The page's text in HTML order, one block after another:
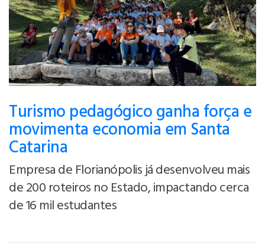
Turismo pedagógico ganha força e
movimenta economia em Santa
Catarina
Empresa de Florianópolis já desenvolveu mais
de 200 roteiros no Estado, impactando cerca
de 16 mil estudantes